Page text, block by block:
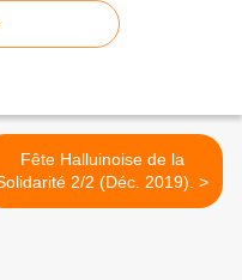
Fête Halluinoise de la
Solidarité 2/2 (Déc. 2019). >